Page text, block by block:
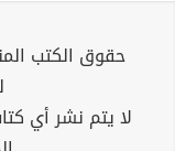
حقوق الكتب
لا يتم نشر أي